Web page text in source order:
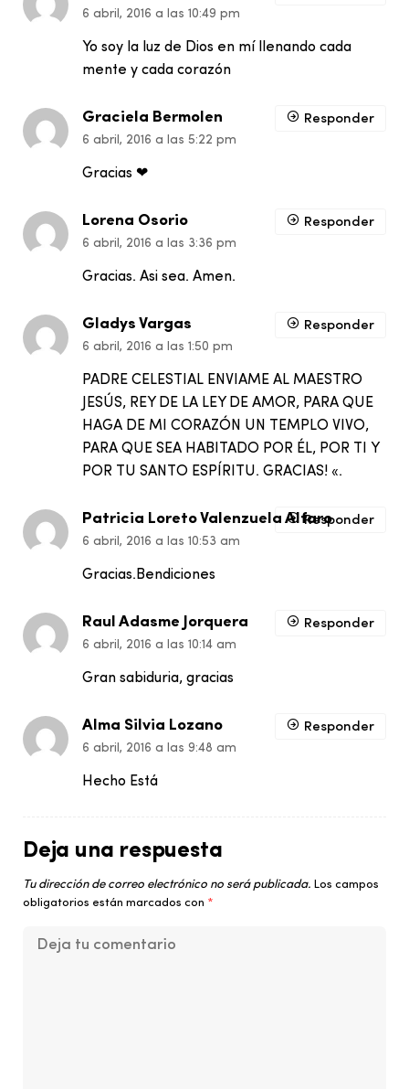
6 abril, 2016 a las 10:49 pm
Yo soy la luz de Dios en mí llenando cada
mente y cada corazón
Graciela Bermolen
6 abril, 2016 a las 5:22 pm
Gracias ❤
Responder
Lorena Osorio
6 abril, 2016 a las 3:36 pm
Gracias. Asi sea. Amen.
Responder
Gladys Vargas
6 abril, 2016 a las 1:50 pm
PADRE CELESTIAL ENVIAME AL MAESTRO
JESÚS, REY DE LA LEY DE AMOR, PARA QUE
HAGA DE MI CORAZÓN UN TEMPLO VIVO,
PARA QUE SEA HABITADO POR ÉL, POR TI Y
POR TU SANTO ESPÍRITU. GRACIAS! «.
Responder
Patricia Loreto Valenzuela Alfaro
6 abril, 2016 a las 10:53 am
Gracias.Bendiciones
Responder
Raul Adasme Jorquera
6 abril, 2016 a las 10:14 am
Gran sabiduria, gracias
Responder
Alma Silvia Lozano
6 abril, 2016 a las 9:48 am
Hecho Está
Responder
Deja una respuesta
Tu dirección de correo electrónico no será publicada. Los campos
obligatorios están marcados con *